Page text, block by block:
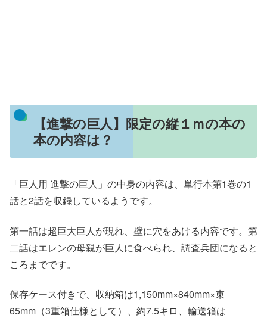
【進撃の巨人】限定の縦１ｍの本の
本の内容は？
「巨人用 進撃の巨人」の中身の内容は、単行本第1巻の1
話と2話を収録しているようです。
第一話は超巨大巨人が現れ、壁に穴をあける内容です。第
二話はエレンの母親が巨人に食べられ、調査兵団になると
ころまでです。
保存ケース付きで、収納箱は1,150mm×840mm×束
65mm（3重箱仕様として）、約7.5キロ、輸送箱は